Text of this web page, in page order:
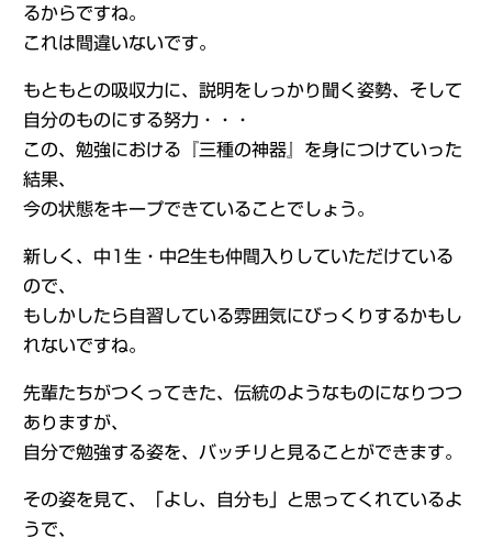
るからですね。
これは間違いないです。
もともとの吸収力に、説明をしっかり聞く姿勢、そして
自分のものにする努力・・・
この、勉強における『三種の神器』を身につけていった
結果、
今の状態をキープできていることでしょう。
新しく、中1生・中2生も仲間入りしていただけている
ので、
もしかしたら自習している雰囲気にびっくりするかもし
れないですね。
先輩たちがつくってきた、伝統のようなものになりつつ
ありますが、
自分で勉強する姿を、バッチリと見ることができます。
その姿を見て、「よし、自分も」と思ってくれているよ
うで、